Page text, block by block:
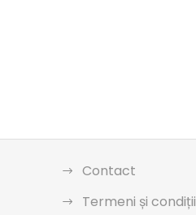
Contact
Termeni și condiții